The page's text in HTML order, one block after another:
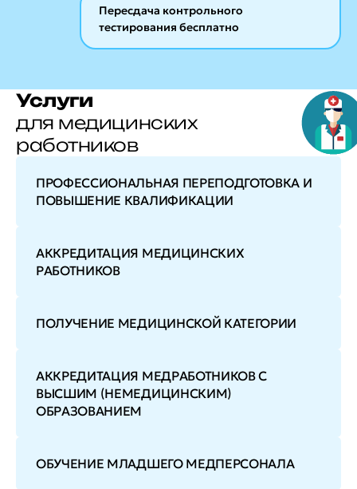
Пересдача контрольного
тестирования бесплатно
Услуги
для медицинских
работников
ПРОФЕССИОНАЛЬНАЯ ПЕРЕПОДГОТОВКА И
ПОВЫШЕНИЕ КВАЛИФИКАЦИИ
АККРЕДИТАЦИЯ МЕДИЦИНСКИХ
РАБОТНИКОВ
ПОЛУЧЕНИЕ МЕДИЦИНСКОЙ КАТЕГОРИИ
АККРЕДИТАЦИЯ МЕДРАБОТНИКОВ С
ВЫСШИМ (НЕМЕДИЦИНСКИМ)
ОБРАЗОВАНИЕМ
ОБУЧЕНИЕ МЛАДШЕГО МЕДПЕРСОНАЛА